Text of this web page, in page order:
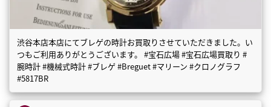
渋谷本店本店にてブレゲの時計お買取りさせていただきました。い
つもご利用ありがとうございます。 #宝石広場 #宝石広場買取り #
腕時計 #機械式時計 #ブレゲ #Breguet #マリーン #クロノグラフ
#5817BR